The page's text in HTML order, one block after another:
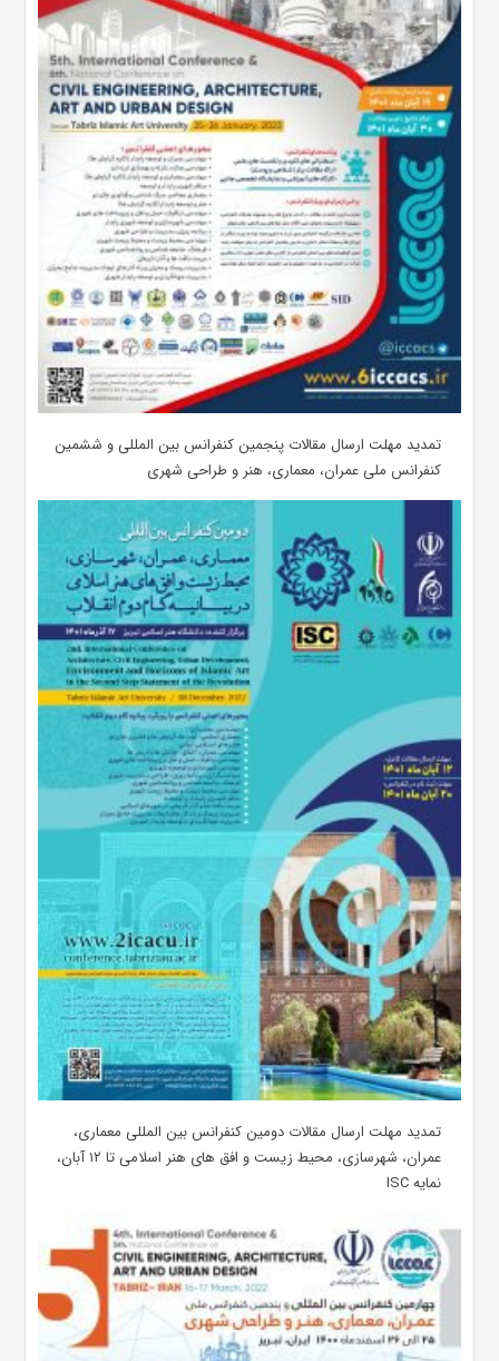
تمدید مهلت ارسال مقالات پنجمین کنفرانس بین المللی و ششمین
کنفرانس ملی عمران، معماری، هنر و طراحی شهری
تمدید مهلت ارسال مقالات دومین کنفرانس بین المللی معماری،
عمران، شهرسازی، محیط زیست و افق های هنر اسلامی تا ۱۲ آبان،
نمایه ISC